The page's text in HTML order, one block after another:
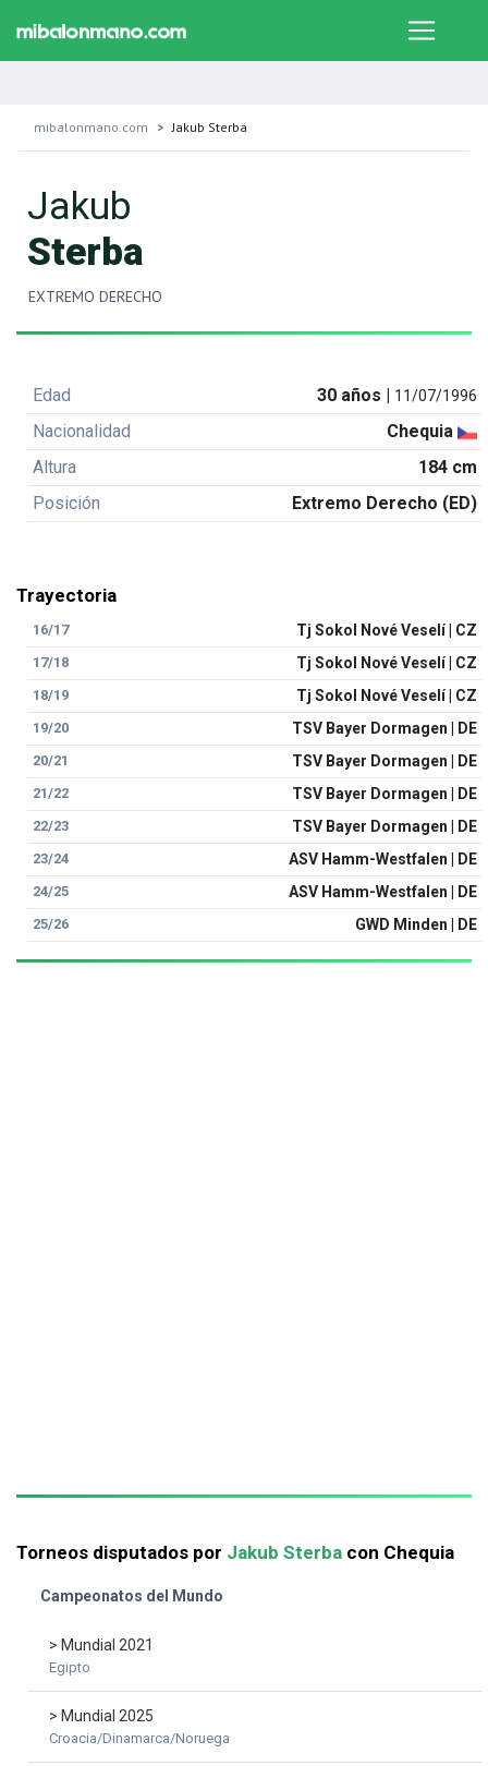
mibalonmano.com Jakub Sterba
Jakub
Sterba
EXTREMO DERECHO
Edad 30 años | 11/07/1996
Nacionalidad
Chequia
Altura
184 cm
Posición
Extremo Derecho (ED)
Trayectoria
16/17 Tj Sokol Nové Veselí | CZ
17/18 Tj Sokol Nové Veselí | CZ
18/19 Tj Sokol Nové Veselí | CZ
19/20 TSV Bayer Dormagen | DE
20/21 TSV Bayer Dormagen | DE
21/22 TSV Bayer Dormagen | DE
22/23 TSV Bayer Dormagen | DE
23/24 ASV Hamm-Westfalen | DE
24/25 ASV Hamm-Westfalen | DE
25/26 GWD Minden | DE
Torneos disputados por Jakub Sterba con Chequia
Campeonatos del Mundo
> Mundial 2021
Egipto
> Mundial 2025
Croacia/Dinamarca/Noruega